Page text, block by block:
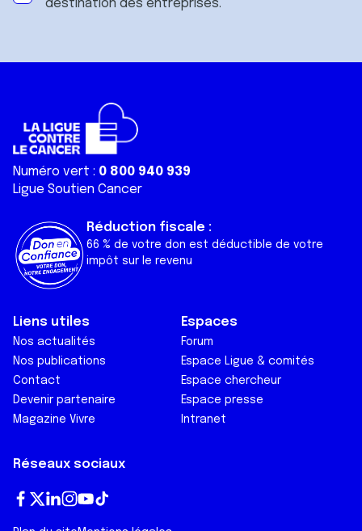
destination des entreprises.
Numéro vert : 0 800 940 939
Ligue Soutien Cancer
Réduction fiscale :
66 % de votre don est déductible de votre
impôt sur le revenu
Liens utiles
Nos actualités
Nos publications
Contact
Devenir partenaire
Magazine Vivre
Espaces
Forum
Espace Ligue & comités
Espace chercheur
Espace presse
Intranet
Réseaux sociaux